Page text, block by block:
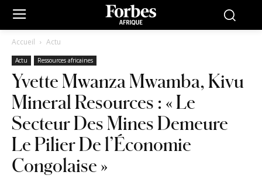
Accueil Actu
Actu Ressources africaines
Yvette Mwanza Mwamba, Kivu
Mineral Resources : « Le
Secteur Des Mines Demeure
Le Pilier De l’Économie
Congolaise »